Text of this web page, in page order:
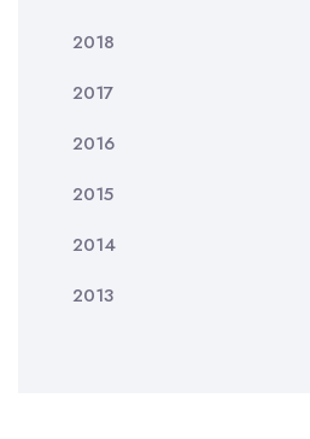
2018
2017
2016
2015
2014
2013